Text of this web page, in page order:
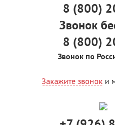
8 (800)
Звонок
8 (800)
Звонок по
Закажите звоноки